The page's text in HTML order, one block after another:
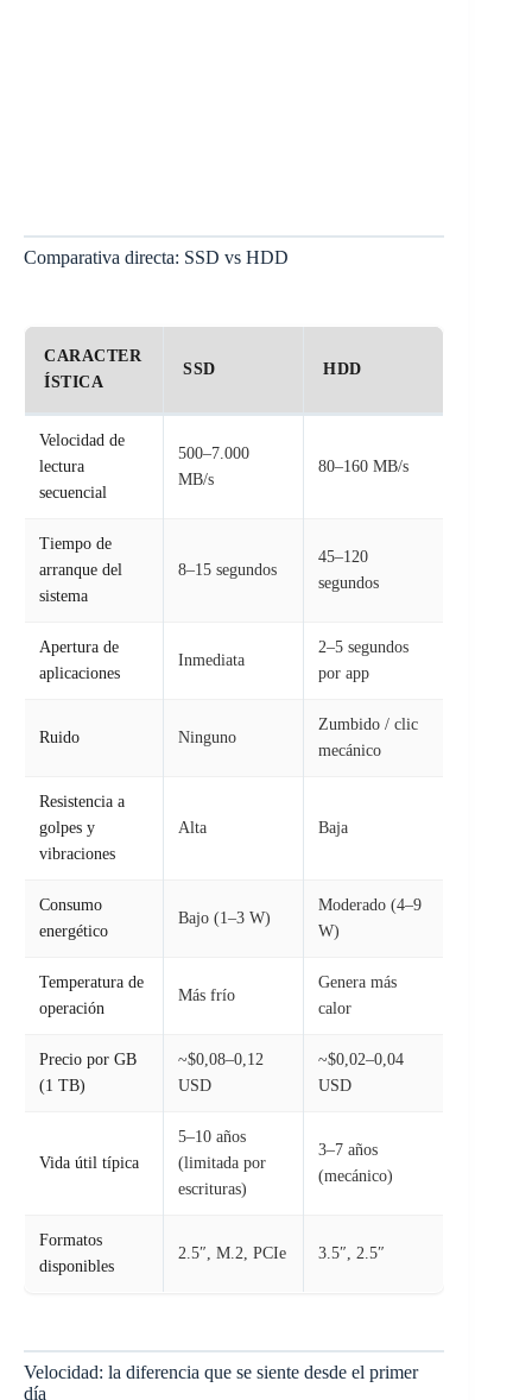
Comparativa directa: SSD vs HDD
CARACTER
ÍSTICA
SSD HDD
Velocidad de
lectura
secuencial
500–7.000
MB/s
80–160 MB/s
Tiempo de
arranque del
sistema
8–15 segundos
45–120
segundos
Apertura de
aplicaciones
Inmediata
2–5 segundos
por app
Ruido Ninguno
Zumbido / clic
mecánico
Resistencia a
golpes y
vibraciones
Alta Baja
Consumo
energético
Bajo (1–3 W)
Moderado (4–9
W)
Temperatura de
operación
Más frío
Genera más
calor
Precio por GB
(1 TB)
~$0,08–0,12
USD
~$0,02–0,04
USD
Vida útil típica
5–10 años
(limitada por
escrituras)
3–7 años
(mecánico)
Formatos
disponibles
2.5″, M.2, PCIe 3.5″, 2.5″
Velocidad: la diferencia que se siente desde el primer
día